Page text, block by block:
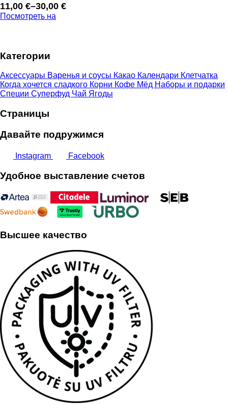
11,00 €–30,00 €
Диапазон
цен:
30,00 €
Посмотреть на
Категории
Аксессуары Варенья и соусы Какао Календари Клетчатка
Когда хочется сладкого Корни Кофе Мёд Наборы и подарки
Специи Суперфуд Чай Ягоды
Страницы
Давайте подружимся
Instagram Facebook
Удобное выставление счетов
Высшее качество